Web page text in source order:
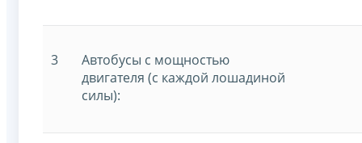
3
Автобусы с мощностью
двигателя (с каждой лошадиной
силы):